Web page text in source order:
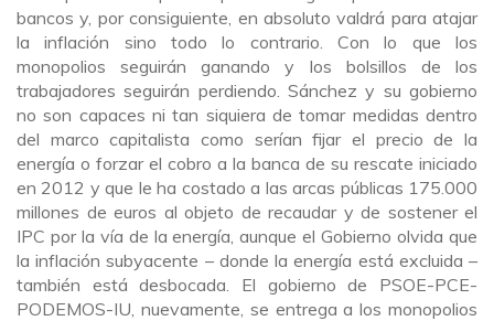
bancos y, por consiguiente, en absoluto valdrá para atajar
la inflación sino todo lo contrario. Con lo que los
monopolios seguirán ganando y los bolsillos de los
trabajadores seguirán perdiendo. Sánchez y su gobierno
no son capaces ni tan siquiera de tomar medidas dentro
del marco capitalista como serían fijar el precio de la
energía o forzar el cobro a la banca de su rescate iniciado
en 2012 y que le ha costado a las arcas públicas 175.000
millones de euros al objeto de recaudar y de sostener el
IPC por la vía de la energía, aunque el Gobierno olvida que
la inflación subyacente – donde la energía está excluida –
también está desbocada. El gobierno de PSOE-PCE-
PODEMOS-IU, nuevamente, se entrega a los monopolios